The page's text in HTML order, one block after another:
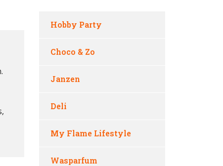
Hobby Party
Choco & Zo
Janzen
Deli
My Flame Lifestyle
Wasparfum